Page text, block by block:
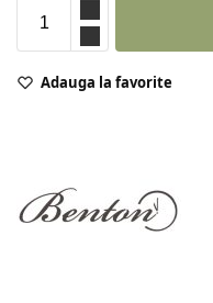
Adauga la favorite